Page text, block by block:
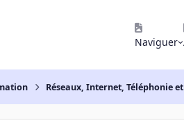
Naviguer
Réseaux, Internet, Téléphonie